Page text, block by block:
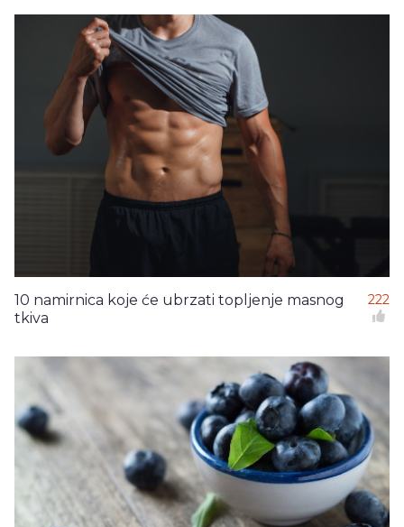
10 namirnica koje će ubrzati topljenje masnog
tkiva
222